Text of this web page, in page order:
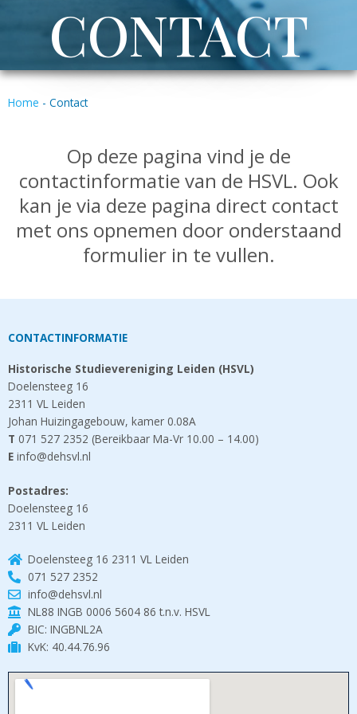
CONTACT
Home - Contact
Op deze pagina vind je de
contactinformatie van de HSVL. Ook
kan je via deze pagina direct contact
met ons opnemen door onderstaand
formulier in te vullen.
CONTACTINFORMATIE
Historische Studievereniging Leiden (HSVL)
Doelensteeg 16
2311 VL Leiden
Johan Huizingagebouw, kamer 0.08A
T 071 527 2352 (Bereikbaar Ma-Vr 10.00 – 14.00)
E info@dehsvl.nl
Postadres:
Doelensteeg 16
2311 VL Leiden
Doelensteeg 16 2311 VL Leiden
071 527 2352
info@dehsvl.nl
NL88 INGB 0006 5604 86 t.n.v. HSVL
BIC: INGBNL2A
KvK: 40.44.76.96